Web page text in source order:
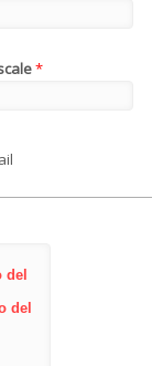
*